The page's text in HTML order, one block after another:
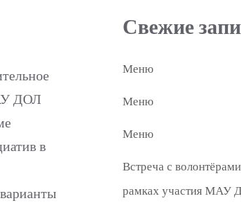
ДОЛ
в
Свежие
Меню
Меню
Меню
Встреча с
рамках участия МАУ